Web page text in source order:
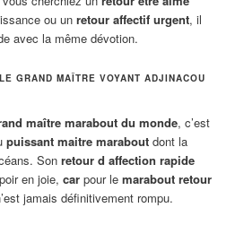
ou unretour affectif urgent, il
avec la même dévotion.
GRAND MAÎTRE VOYANT ADJINACOU
maître marabout du monde, c’est
puissant maitre marabout dont la
Sonretour d affection rapide
en joie,car pour lemarabout retour
jamais définitivement rompu.